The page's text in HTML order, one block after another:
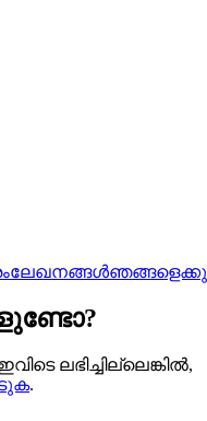
ലേഖനങ്ങൾ
ലഭിച്ചില്ലെങ്കിൽ,
.